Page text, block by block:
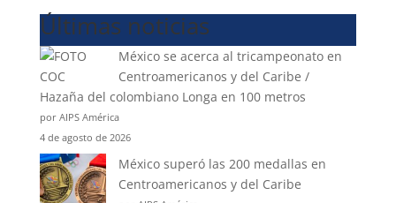
Últimas noticias
México se acerca al tricampeonato en
Centroamericanos y del Caribe /
Hazaña del colombiano Longa en 100 metros
por AIPS América
4 de agosto de 2026
México superó las 200 medallas en
Centroamericanos y del Caribe